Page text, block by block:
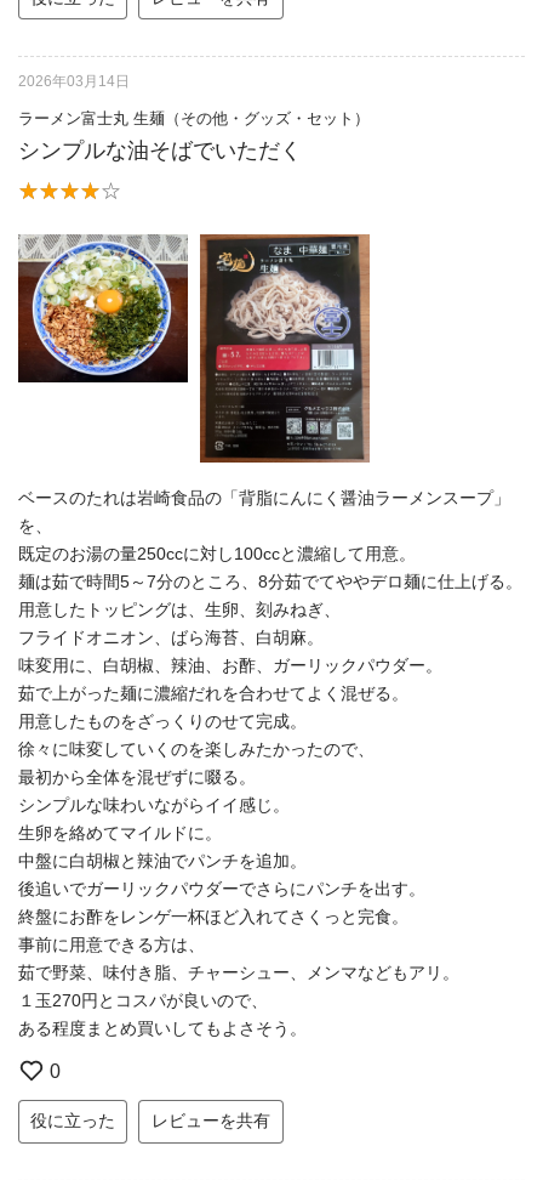
2026年03月14日
ラーメン富士丸 生麺（その他・グッズ・セット）
シンプルな油そばでいただく
ベースのたれは岩崎食品の「背脂にんにく醤油ラーメンスープ」
を、
既定のお湯の量250ccに対し100ccと濃縮して用意。
麺は茹で時間5～7分のところ、8分茹でてややデロ麺に仕上げる。
用意したトッピングは、生卵、刻みねぎ、
フライドオニオン、ばら海苔、白胡麻。
味変用に、白胡椒、辣油、お酢、ガーリックパウダー。
茹で上がった麺に濃縮だれを合わせてよく混ぜる。
用意したものをざっくりのせて完成。
徐々に味変していくのを楽しみたかったので、
最初から全体を混ぜずに啜る。
シンプルな味わいながらイイ感じ。
生卵を絡めてマイルドに。
中盤に白胡椒と辣油でパンチを追加。
後追いでガーリックパウダーでさらにパンチを出す。
終盤にお酢をレンゲ一杯ほど入れてさくっと完食。
事前に用意できる方は、
茹で野菜、味付き脂、チャーシュー、メンマなどもアリ。
１玉270円とコスパが良いので、
ある程度まとめ買いしてもよさそう。
0
役に立った レビューを共有